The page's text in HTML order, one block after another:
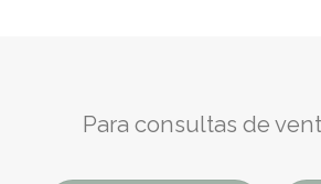
Para consultas de